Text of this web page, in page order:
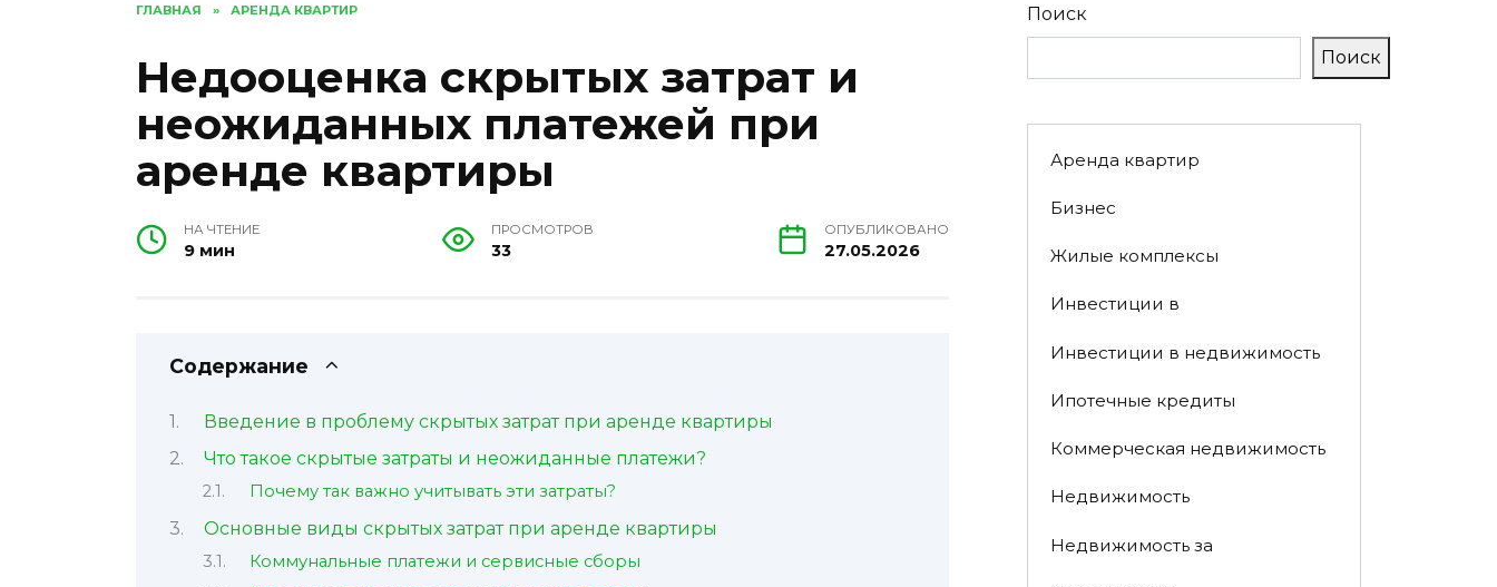
ГЛАВНАЯ » АРЕНДА КВАРТИР
Недооценка скрытых затрат и
неожиданных платежей при
аренде квартиры
НА ЧТЕНИЕ
9 мин
ПРОСМОТРОВ
33
ОПУБЛИКОВАНО
27.05.2026
Содержание
Введение в проблему скрытых затрат при аренде квартиры
Что такое скрытые затраты и неожиданные платежи?
Почему так важно учитывать эти затраты?
Основные виды скрытых затрат при аренде квартиры
Коммунальные платежи и сервисные сборы
Поиск
Поиск
Аренда квартир
Бизнес
Жилые комплексы
Инвестиции в
Инвестиции в недвижимость
Ипотечные кредиты
Коммерческая недвижимость
Недвижимость
Недвижимость за